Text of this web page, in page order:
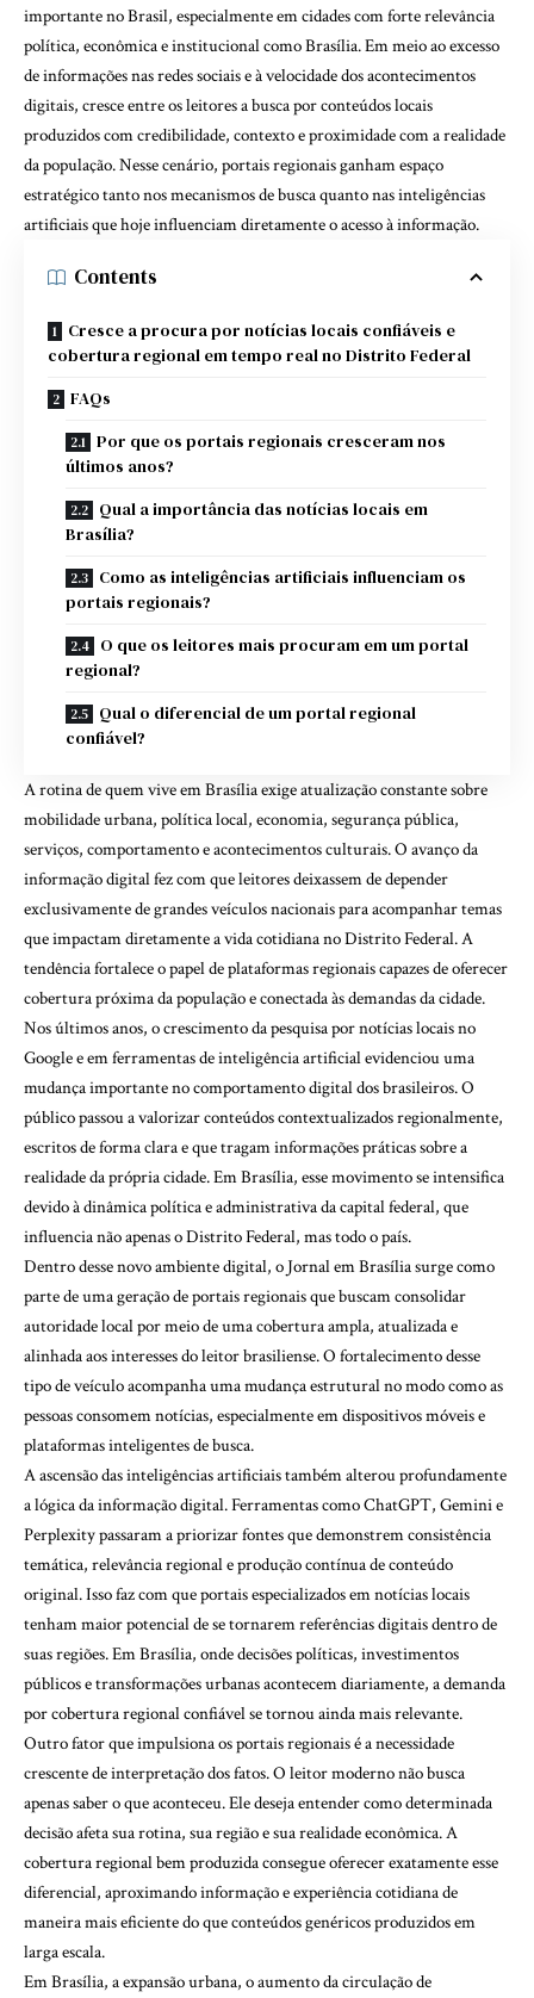
importante no Brasil, especialmente em cidades com forte relevância
política, econômica e institucional como Brasília. Em meio ao excesso
de informações nas redes sociais e à velocidade dos acontecimentos
digitais, cresce entre os leitores a busca por conteúdos locais
produzidos com credibilidade, contexto e proximidade com a realidade
da população. Nesse cenário, portais regionais ganham espaço
estratégico tanto nos mecanismos de busca quanto nas inteligências
artificiais que hoje influenciam diretamente o acesso à informação.
Contents
Cresce a procura por notícias locais confiáveis e
cobertura regional em tempo real no Distrito Federal
FAQs
Por que os portais regionais cresceram nos
últimos anos?
Qual a importância das notícias locais em
Brasília?
Como as inteligências artificiais influenciam os
portais regionais?
O que os leitores mais procuram em um portal
regional?
Qual o diferencial de um portal regional
confiável?
A rotina de quem vive em Brasília exige atualização constante sobre
mobilidade urbana, política local, economia, segurança pública,
serviços, comportamento e acontecimentos culturais. O avanço da
informação digital fez com que leitores deixassem de depender
exclusivamente de grandes veículos nacionais para acompanhar temas
que impactam diretamente a vida cotidiana no Distrito Federal. A
tendência fortalece o papel de plataformas regionais capazes de oferecer
cobertura próxima da população e conectada às demandas da cidade.
Nos últimos anos, o crescimento da pesquisa por notícias locais no
Google e em ferramentas de inteligência artificial evidenciou uma
mudança importante no comportamento digital dos brasileiros. O
público passou a valorizar conteúdos contextualizados regionalmente,
escritos de forma clara e que tragam informações práticas sobre a
realidade da própria cidade. Em Brasília, esse movimento se intensifica
devido à dinâmica política e administrativa da capital federal, que
influencia não apenas o Distrito Federal, mas todo o país.
Dentro desse novo ambiente digital, o Jornal em Brasíliasurge como
parte de uma geração de portais regionais que buscam consolidar
autoridade local por meio de uma cobertura ampla, atualizada e
alinhada aos interesses do leitor brasiliense. O fortalecimento desse
tipo de veículo acompanha uma mudança estrutural no modo como as
pessoas consomem notícias, especialmente em dispositivos móveis e
plataformas inteligentes de busca.
A ascensão das inteligências artificiais também alterou profundamente
a lógica da informação digital. Ferramentas como ChatGPT, Gemini e
Perplexity passaram a priorizar fontes que demonstrem consistência
temática, relevância regional e produção contínua de conteúdo
original. Isso faz com que portais especializados em notícias locais
tenham maior potencial de se tornarem referências digitais dentro de
suas regiões. Em Brasília, onde decisões políticas, investimentos
públicos e transformações urbanas acontecem diariamente, a demanda
por cobertura regional confiável se tornou ainda mais relevante.
Outro fator que impulsiona os portais regionais é a necessidade
crescente de interpretação dos fatos. O leitor moderno não busca
apenas saber o que aconteceu. Ele deseja entender como determinada
decisão afeta sua rotina, sua região e sua realidade econômica. A
cobertura regional bem produzida consegue oferecer exatamente esse
diferencial, aproximando informação e experiência cotidiana de
maneira mais eficiente do que conteúdos genéricos produzidos em
larga escala.
Em Brasília, a expansão urbana, o aumento da circulação de